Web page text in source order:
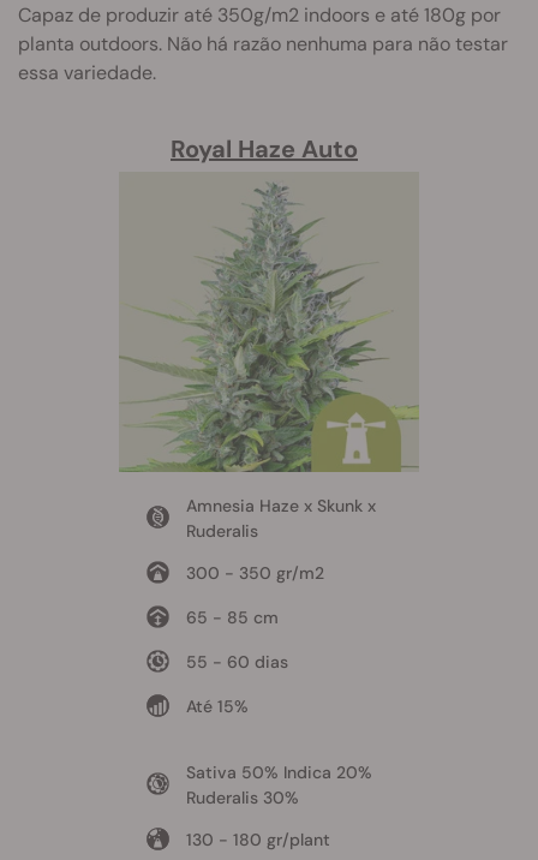
Capaz de produzir até 350g/m2 indoors e até 180g por
planta outdoors. Não há razão nenhuma para não testar
essa variedade.
Royal Haze Auto
Amnesia Haze x Skunk x
Ruderalis
300 - 350 gr/m2
65 - 85 cm
55 - 60 dias
Até 15%
Sativa 50% Indica 20%
Ruderalis 30%
130 - 180 gr/plant